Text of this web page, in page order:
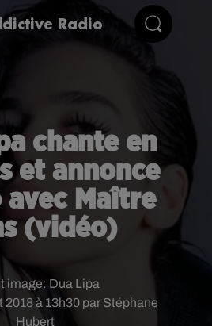
Radio
chante en
et annonce
avec Maître
(vidéo)
2018 à 13h30 par Stéphane
Hubert
image: Dua Lipa